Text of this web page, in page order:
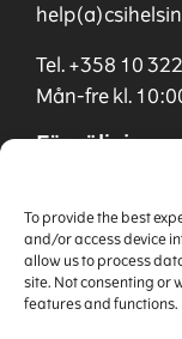
To provide the best
and/or access device
allow us to process
site. Not consenting or
features and functions.
Tel. +358 10
Mån-fre kl.
Försäljning
Tel. +358 40